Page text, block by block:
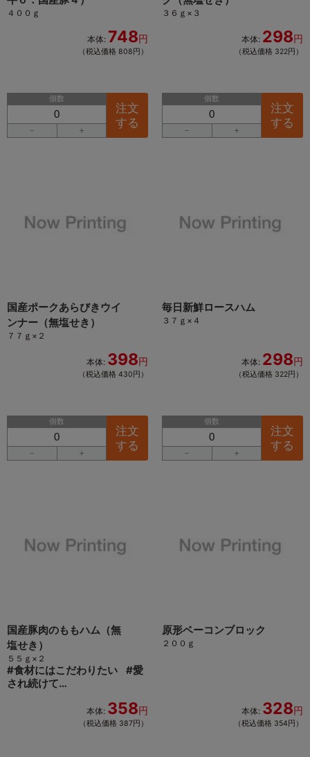
４００ｇ
本体: 748円
（税込価格 808円）
個数
－ ＋
注文
する
３６ｇ×３
本体: 298円
（税込価格 322円）
個数
－ ＋
注文
する
国産ポークあらびきウイ
ンナー（無塩せき）
７７ｇ×２
本体: 398円
（税込価格 430円）
個数
－ ＋
注文
する
毎日新鮮ロースハム
３７ｇ×４
本体: 298円
（税込価格 322円）
個数
－ ＋
注文
する
国産豚肉のももハム（無
塩せき）
５５ｇ×２
#食材にはこだわりたい #愛
され続けて…
本体: 358円
（税込価格 387円）
原形ベーコンブロック
２００ｇ
本体: 328円
（税込価格 354円）